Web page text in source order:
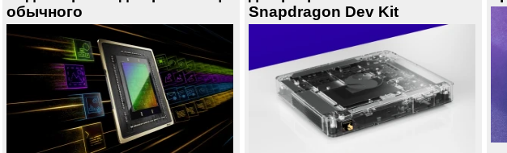
обычного
Snapdragon Dev Kit